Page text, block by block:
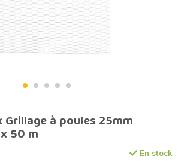
Grillage à poules 25mm
50 m
En stock